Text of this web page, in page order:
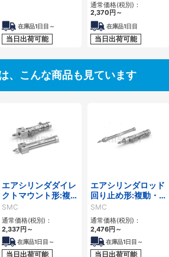
在庫品1日目～
当日出荷可能
通常価格(税別)：
2,370 円 ～
在庫品1日目
当日出荷可能
、こんな商品も見ています
エアシリンダダイレ
クトマウント形:複
動・片ロッド/CJ2R
シリーズ
SMC
通常価格(税別)：
2,337 円 ～
在庫品1日目～
当日出荷可能
エアシリンダロッド
回り止め形:複動・片
ロッド/CJ2Kシリー
ズ
SMC
通常価格(税別)：
2,476円 ～
在庫品1日目～
当日出荷可能